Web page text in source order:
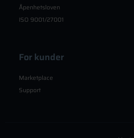
Åpenhetsloven
ISO 9001/27001
For kunder
Marketplace
Support